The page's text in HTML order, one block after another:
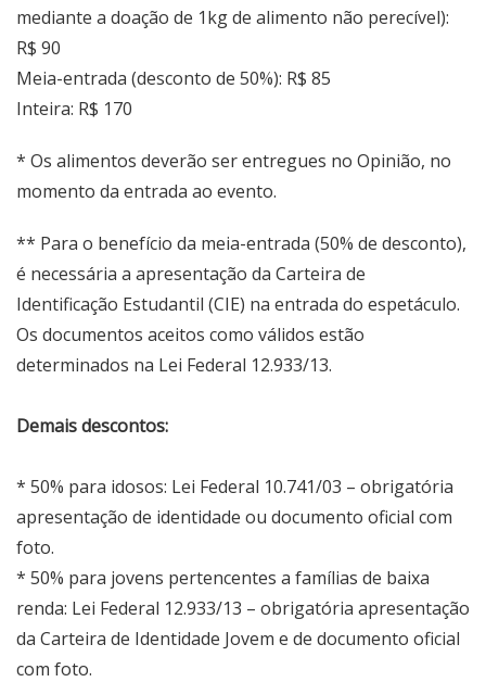
mediante a doação de 1kg de alimento não perecível):
R$ 90
Meia-entrada (desconto de 50%): R$ 85
Inteira: R$ 170
* Os alimentos deverão ser entregues no Opinião, no
momento da entrada ao evento.
** Para o benefício da meia-entrada (50% de desconto),
é necessária a apresentação da Carteira de
Identificação Estudantil (CIE) na entrada do espetáculo.
Os documentos aceitos como válidos estão
determinados na Lei Federal 12.933/13.
Demais descontos:
* 50% para idosos: Lei Federal 10.741/03 – obrigatória
apresentação de identidade ou documento oficial com
foto.
* 50% para jovens pertencentes a famílias de baixa
renda: Lei Federal 12.933/13 – obrigatória apresentação
da Carteira de Identidade Jovem e de documento oficial
com foto.